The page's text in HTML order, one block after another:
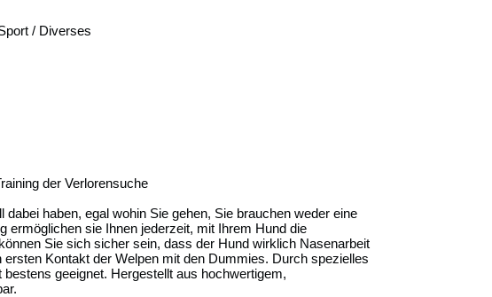
/ Diverses
der Verlorensuche
haben, egal wohin Sie gehen, Sie brauchen weder eine
ermöglichen sie Ihnen jederzeit, mit Ihrem Hund die
Sie sich sicher sein, dass der Hund wirklich Nasenarbeit
Kontakt der Welpen mit den Dummies. Durch spezielles
geeignet. Hergestellt aus hochwertigem,